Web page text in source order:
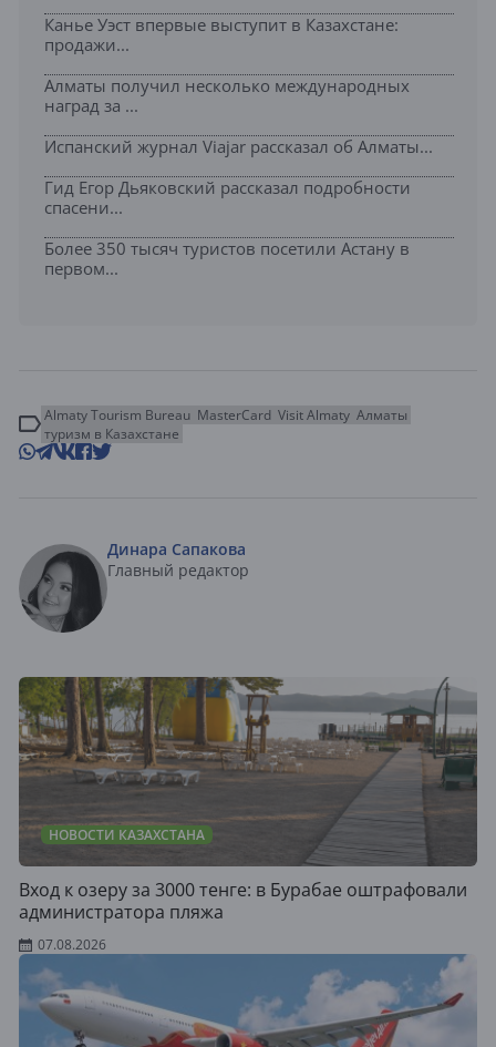
Канье Уэст впервые выступит в Казахстане:
продажи...
Алматы получил несколько международных
наград за ...
Испанский журнал Viajar рассказал об Алматы...
Гид Егор Дьяковский рассказал подробности
спасени...
Более 350 тысяч туристов посетили Астану в
первом...
Almaty Tourism Bureau MasterCard Visit Almaty Алматы
туризм в Казахстане
Динара Сапакова
Главный редактор
НОВОСТИ КАЗАХСТАНА
Вход к озеру за 3000 тенге: в Бурабае оштрафовали
администратора пляжа
07.08.2026